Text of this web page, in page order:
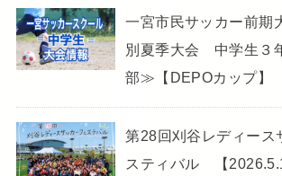
一宮市民サッカー前
別夏季大会 中学生３
部≫【DEPOカップ】
第28回刈谷レディース
スティバル 【